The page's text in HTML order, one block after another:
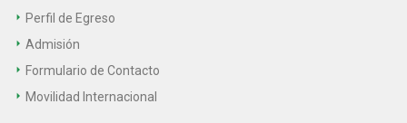
Perfil de Egreso
Admisión
Formulario de Contacto
Movilidad Internacional